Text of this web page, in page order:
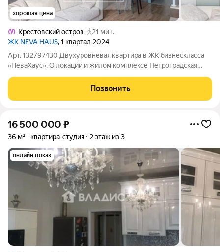
хорошая цена
Крестовский остров
21 мин.
ЖК NEVA HAUS, 1 квартал 2024
Арт. 132797430 Двухуровневая квартира в ЖК бизнескласса
«НеваХаус». О локации и жилом комплексе Петроградская
уединённая, но престижная и насыщенная гастрономическими
заведениями локация. Удобное
Позвонить
16 500 000 ₽
36 м² квартира-студия 2 этаж из 3
онлайн показ